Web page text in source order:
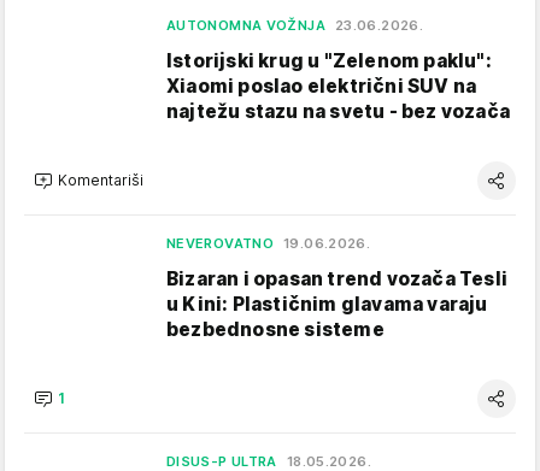
AUTONOMNA VOŽNJA 23.06.2026.
Istorijski krug u "Zelenom paklu":
Xiaomi poslao električni SUV na
najtežu stazu na svetu - bez vozača
Komentariši
NEVEROVATNO 19.06.2026.
Bizaran i opasan trend vozača Tesli
u Kini: Plastičnim glavama varaju
bezbednosne sisteme
1
DISUS-P ULTRA 18.05.2026.